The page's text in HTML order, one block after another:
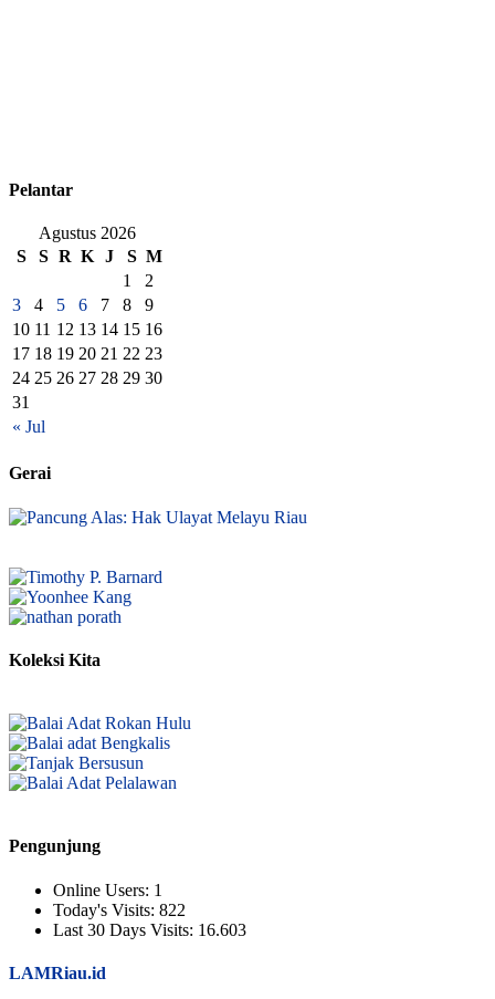
Pelantar
Agustus 2026
S
S R K J S M
« Jul
1
2
3
4 5 6 7 8
9
10 11 12 13 14 15 16
17 18 19 20 21 22 23
24 25 26 27 28 29 30
31
Gerai
Koleksi Kita
Pengunjung
Online Users: 1
Today's Visits: 822
Last 30 Days Visits: 16.603
LAMRiau.id